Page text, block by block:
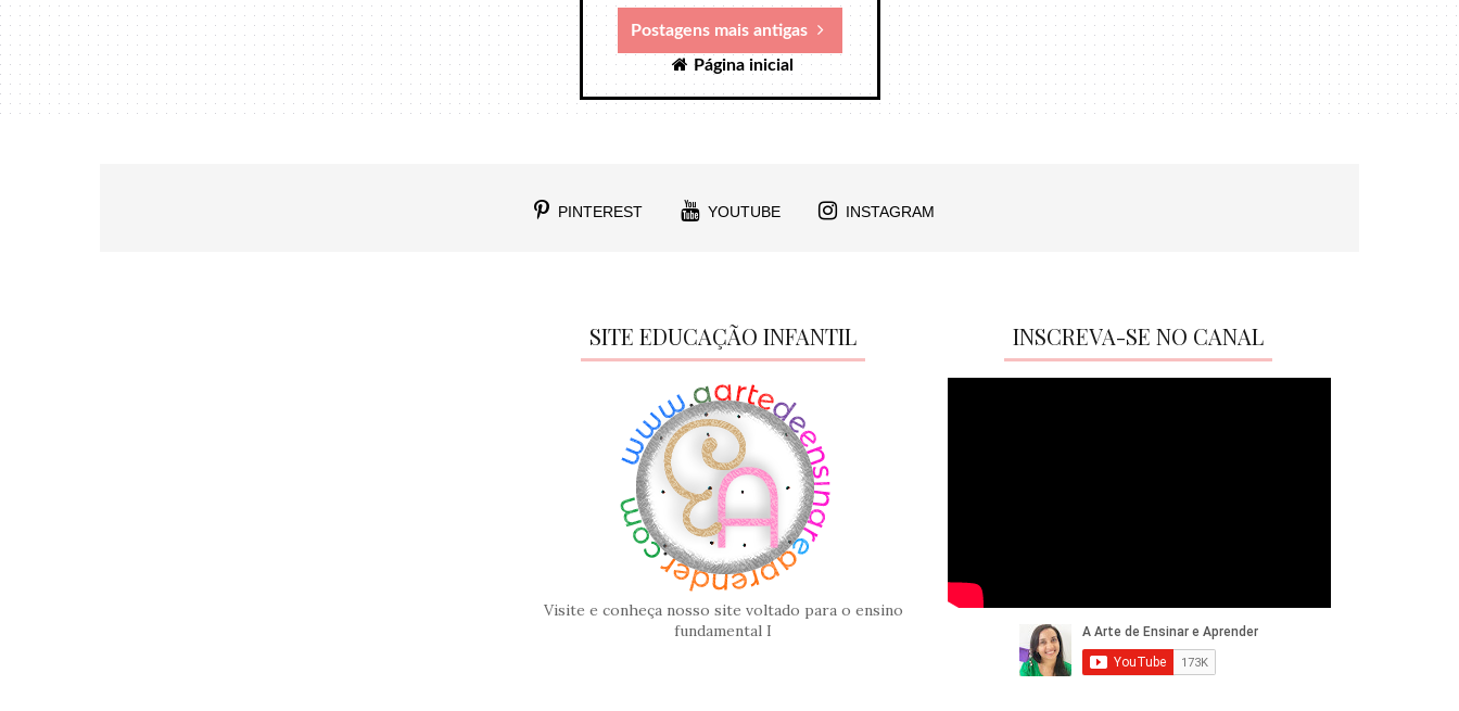
Postagens mais antigas
Página inicial
PINTEREST YOUTUBE INSTAGRAM
SITE EDUCAÇÃO INFANTIL
Visite e conheça nosso site voltado para o ensino
fundamental I
INSCREVA-SE NO CANAL